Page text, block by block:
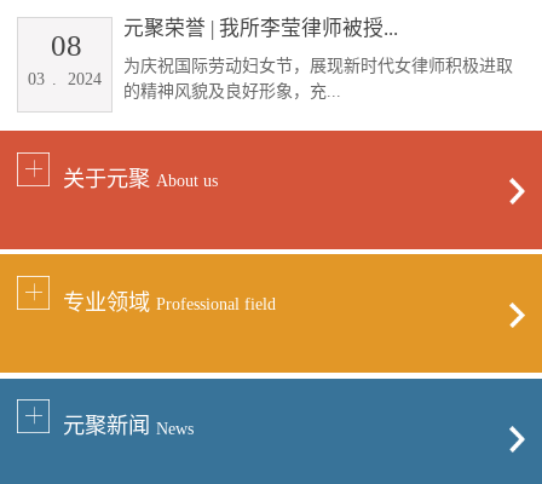
元聚荣誉 | 我所李莹律师被授...
为庆祝国际劳动妇女节，展现新时代女律师积极进取
的精神风貌及良好形象，充...
03 2024
08
关于元聚 About us
专业领域 Professional field
元聚新闻 News